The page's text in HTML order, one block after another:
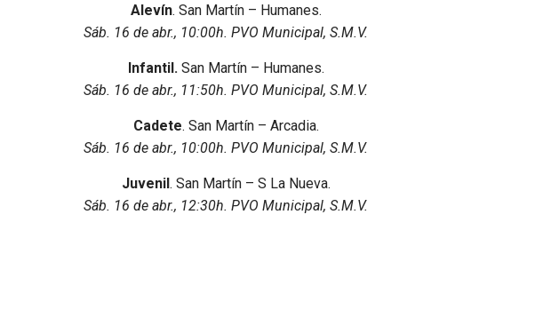
Alevín. San Martín – Humanes.
Sáb. 16 de abr., 10:00h. PVO Municipal, S.M.V.
Infantil. San Martín – Humanes.
Sáb. 16 de abr., 11:50h. PVO Municipal, S.M.V.
Cadete. San Martín – Arcadia.
Sáb. 16 de abr., 10:00h. PVO Municipal, S.M.V.
Juvenil. San Martín – S La Nueva.
Sáb. 16 de abr., 12:30h. PVO Municipal, S.M.V.